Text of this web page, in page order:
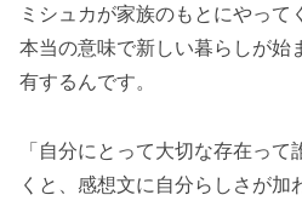
ミシュカが家族のもとにやって
本当の意味で新しい暮らしが始
有するんです。
「自分にとって大切な存在っ
くと、感想文に自分らしさが加